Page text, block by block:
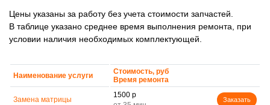
Цены указаны за работу без учета стоимости запчастей.
В таблице указано среднее время выполнения ремонта, при
условии наличия необходимых комплектующей.
Наименование услуги
Стоимость, руб
Время ремонта
Замена матрицы
1500 р
Заказать